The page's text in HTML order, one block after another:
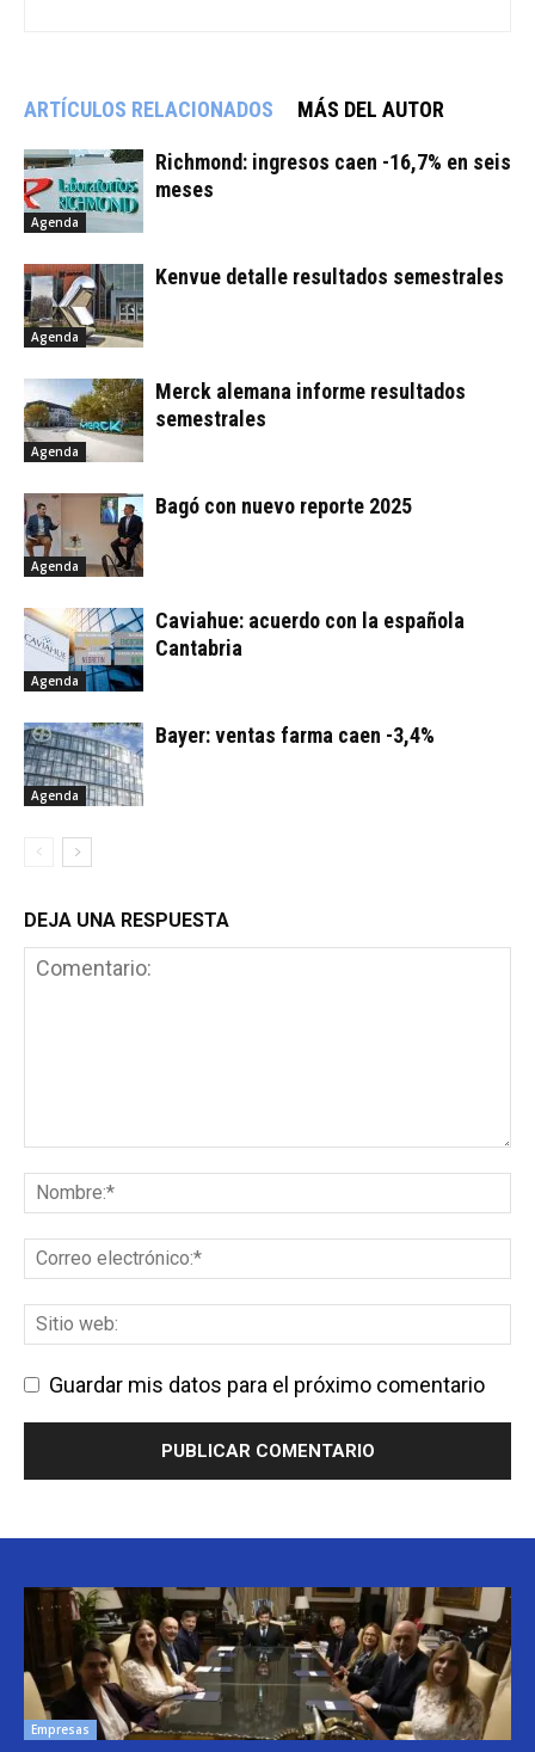
ARTÍCULOS RELACIONADOS MÁS DEL AUTOR
Agenda
Richmond: ingresos caen -16,7% en seis
meses
Agenda
Kenvue detalle resultados semestrales
Agenda
Merck alemana informe resultados
semestrales
Agenda
Bagó con nuevo reporte 2025
Agenda
Caviahue: acuerdo con la española
Cantabria
Agenda
Bayer: ventas farma caen -3,4%
DEJA UNA RESPUESTA
Guardar mis datos para el próximo comentario
Empresas